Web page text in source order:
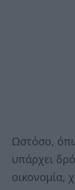
Ωστόσο,
υπάρχει
οικονομία,